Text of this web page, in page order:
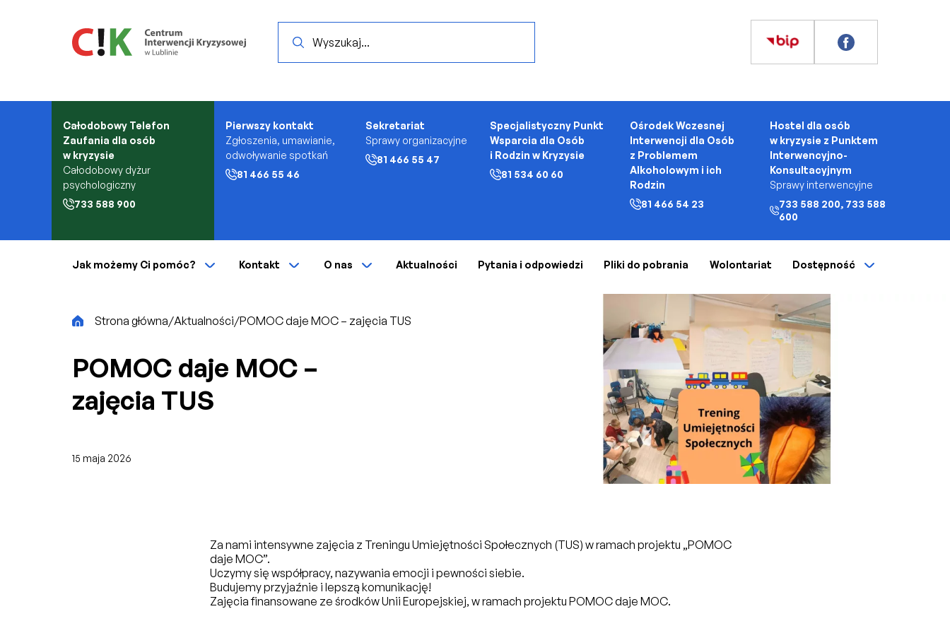
Całodobowy Telefon
Zaufania dla osób
w kryzysie
Całodobowy dyżur
psychologiczny
733 588 900
Pierwszy kontakt
Zgłoszenia, umawianie,
odwoływanie spotkań
81 466 55 46
Sekretariat
Sprawy organizacyjne
81 466 55 47
Specjalistyczny Punkt
Wsparcia dla Osób
i Rodzin w Kryzysie
81 534 60 60
Ośrodek Wczesnej
Interwencji dla Osób
z Problemem
Alkoholowym i ich
Rodzin
81 466 54 23
Hostel dla osób
w kryzysie z Punktem
Interwencyjno-
Konsultacyjnym
Sprawy interwencyjne
733 588 200, 733 588
600
Jak możemy Ci pomóc? Kontakt O nas Aktualności Pytania i odpowiedzi Pliki do pobrania Wolontariat Dostępność
Strona głównaCiK
/Aktualności/POMOC daje MOC – zajęcia TUS
POMOC daje MOC –
zajęcia TUS
15 maja 2026
Za nami intensywne zajęcia z Treningu Umiejętności Społecznych (TUS) w ramach projektu „POMOC
daje MOC”.
Uczymy się współpracy, nazywania emocji i pewności siebie.
Budujemy przyjaźnie i lepszą komunikację!
Zajęcia finansowane ze środków Unii Europejskiej, w ramach projektu POMOC daje MOC.